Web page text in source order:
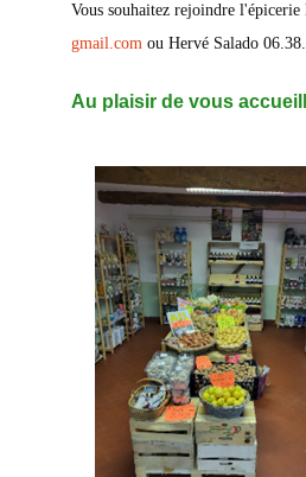
Vous souhaitez rejoindre
gmail.comou Hervé Salado
Au plaisir de vous